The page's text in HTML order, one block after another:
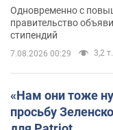
Одновременно с
правительство
стипендий
7.08.2026 00:29 3,2 т.
«Нам они тоже
просьбу